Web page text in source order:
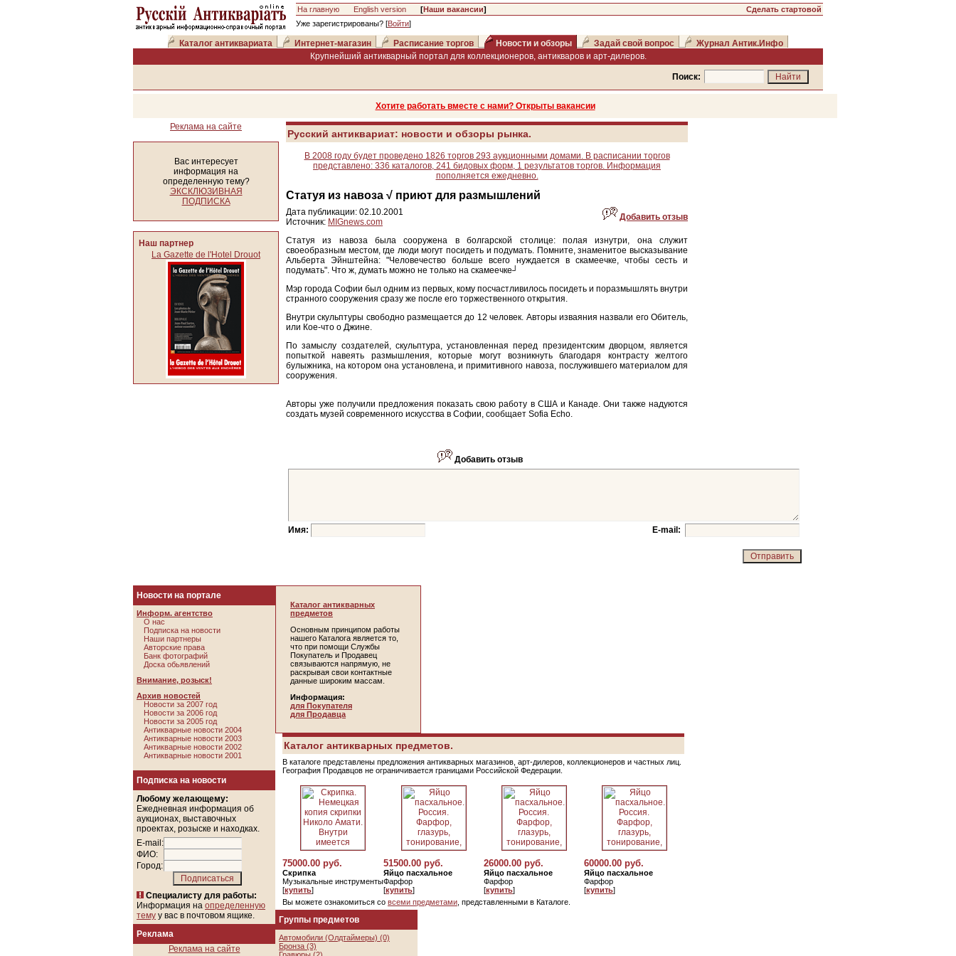
На главную English version [Наши вакансии]
Уже зарегистрированы? [Войти]
Сделать стартовой
Каталог антиквариата Интернет-магазин Расписание торгов Новости и обзоры Задай свой вопрос
Журнал Антик.Инфо
Крупнейший антикварный портал для коллекционеров, антикваров и арт-дилеров.
Поиск:
Хотите работать вместе с нами? Открыты вакансии
Реклама на сайте
Вас интересует
информация на
определенную тему?
ЭКСКЛЮЗИВНАЯ
ПОДПИСКА
Наш партнер
La Gazette de l'Hotel Drouot
Русский антиквариат: новости и обзоры рынка.
В 2008 году будет проведено 1826 торгов 293 аукционными домами. В расписании торгов
представлено: 336 каталогов, 241 бидовых форм, 1 результатов торгов. Информация
пополняется ежедневно.
Статуя из навоза √ приют для размышлений
Дата публикации: 02.10.2001
Источник: MIGnews.com Добавить отзыв
Статуя из навоза была сооружена в болгарской столице: полая изнутри, она служит
своеобразным местом, где люди могут посидеть и подумать. Помните, знаменитое высказывание
Альберта Эйнштейна: "Человечество больше всего нуждается в скамеечке, чтобы сесть и
подумать". Что ж, думать можно не только на скамеечке┘
Мэр города Софии был одним из первых, кому посчастливилось посидеть и поразмышлять внутри
странного сооружения сразу же после его торжественного открытия.
Внутри скульптуры свободно размещается до 12 человек. Авторы изваяния назвали его Обитель,
или Кое-что о Джине.
По замыслу создателей, скульптура, установленная перед президентским дворцом, является
попыткой навеять размышления, которые могут возникнуть благодаря контрасту желтого
булыжника, на котором она установлена, и примитивного навоза, послужившего материалом для
сооружения.
Авторы уже получили предложения показать свою работу в США и Канаде. Они также надуются
создать музей современного искусства в Софии, сообщает Sofia Echo.
Добавить отзыв
Имя: E-mail:
Новости на портале
Информ. агентство
О нас
Подписка на новости
Наши партнеры
Авторские права
Банк фотографий
Доска обьявлений
Внимание, розыск!
Архив новостей
Новости за 2007 год
Новости за 2006 год
Новости за 2005 год
Антикварные новости 2004
Антикварные новости 2003
Антикварные новости 2002
Антикварные новости 2001
Подписка на новости
Любому желающему:
Ежедневная информация об
аукционах, выставочных
проектах, розыске и находках.
E-mail:
ФИО:
Город:
Специалисту для работы:
Информация на определенную
тему у вас в почтовом ящике.
Реклама
Реклама на сайте
Каталог антикварных
предметов
Основным принципом работы
нашего Каталога является то,
что при помощи Службы
Покупатель и Продавец
связываются напрямую, не
раскрывая свои контактные
данные широким массам.
Информация:
для Покупателя
для Продавца
Каталог антикварных предметов.
В каталоге представлены предложения антикварных магазинов, арт-дилеров, коллекционеров и частных лиц.
География Продавцов не ограничивается границами Российской Федерации.
75000.00 руб.
Скрипка
Музыкальные инструменты
[купить]
51500.00 руб.
Яйцо пасхальное
Фарфор
[купить]
26000.00 руб.
Яйцо пасхальное
Фарфор
[купить]
60000.00 руб.
Яйцо пасхальное
Фарфор
[купить]
Вы можете ознакомиться со всеми предметами , представленными в Каталоге.
Группы предметов
Автомобили (Олдтаймеры) (0)
Бронза (3)